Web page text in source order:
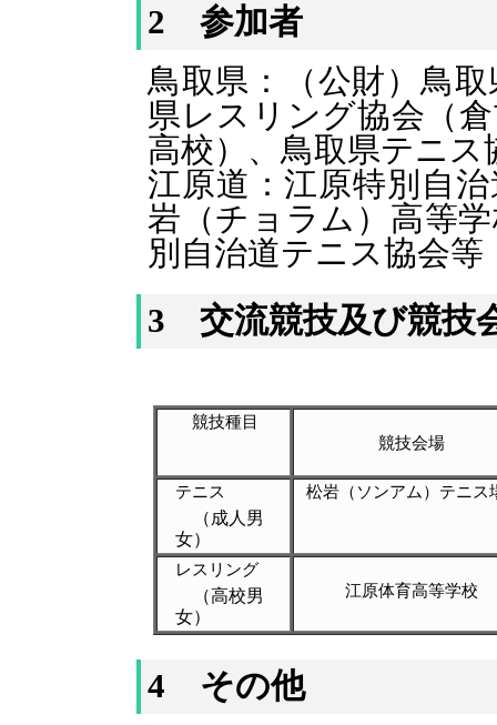
2 参加者
鳥取県：（公財）鳥
県レスリング協会（
高校）、鳥取県テニ
江原道：江原特別自
岩（チョラム）高等
別自治道テニス協会
3 交流競技及び競技
競技種目
競技会場
テニス
（成人男
女）
松岩（ソンアム）テニス
レスリング
（高校男
女）
江原体育高等学校
4 その他